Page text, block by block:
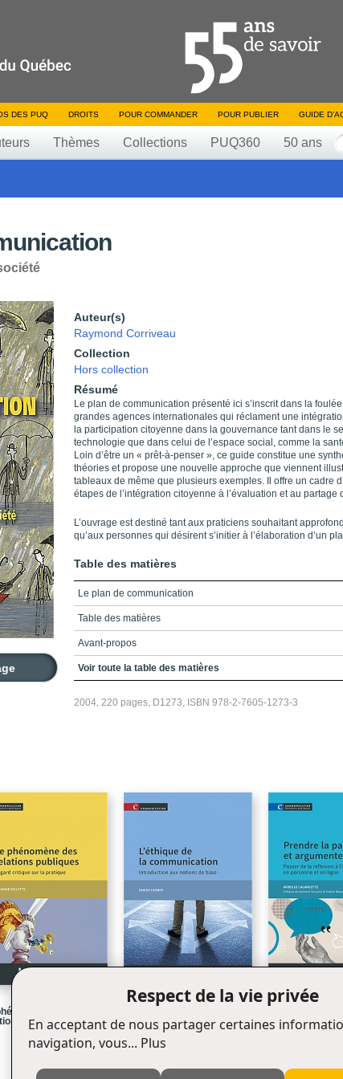
DES PUQ DROITS POUR COMMANDER POUR PUBLIER GUIDE
Thèmes Collections PUQ360 50 ans
Auteur(s)
Raymond Corriveau
Collection
Hors collection
Résumé
Le plan de communication présenté ici s’inscrit dans la
grandes agences internationales qui réclament une
la participation citoyenne dans la gouvernance tant dans le
technologie que dans celui de l’espace social, comme la
Loin d’être un « prêt-à-penser », ce guide constitue une
théories et propose une nouvelle approche que viennent
tableaux de même que plusieurs exemples. Il offre un cadre
étapes de l’intégration citoyenne à l’évaluation et au partage
L’ouvrage est destiné tant aux praticiens souhaitant
qu’aux personnes qui désirent s’initier à l’élaboration d’un
Table des matières
Le plan de communication
Table des matières
Avant-propos
Remerciements
Étape 2
Étape 5
Étape 9
Étape 12
Étape 13
Voir toute la table des matières
2004, 220 pages, D1273, ISBN 978-2-7605-1273-3
des
publiques
L' éthique de la
communication
argumenter
Respect de la vie privée
En acceptant de nous partager certaines
navigation, vous... Plus